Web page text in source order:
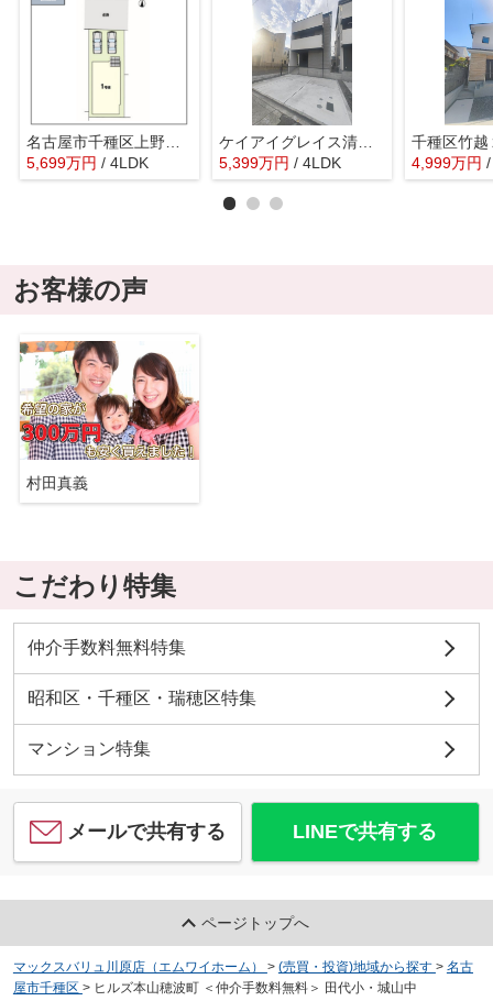
名古屋市千種区上野３期新築戸建
5,699万円 / 4LDK
ケイアイグレイス清明山2期
5,399万円 / 4LDK 4,999万円
お客様の声
村田真義
こだわり特集
仲介手数料無料特集
昭和区・千種区・瑞穂区特集
マンション特集
メールで共有する LINEで共有する
ページトップへ
マックスバリュ川原店（エムワイホーム） > (売買・投資)地域から探す > 名古
屋市千種区 > ヒルズ本山穂波町 ＜仲介手数料無料＞ 田代小・城山中